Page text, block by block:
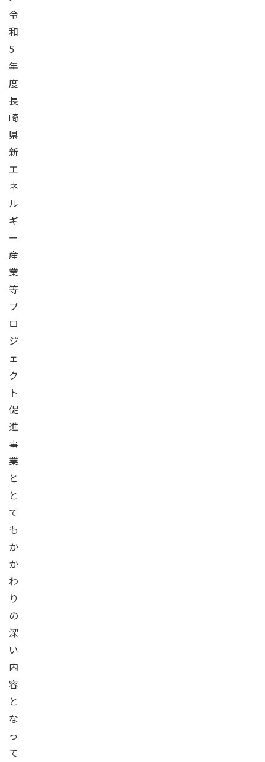
令
和
5
年
度
長
崎
県
新
エ
ネ
ル
ギ
ー
産
業
等
プ
ロ
ジ
ェ
ク
ト
促
進
事
業
と
と
て
も
か
か
わ
り
の
深
い
内
容
と
な
っ
て